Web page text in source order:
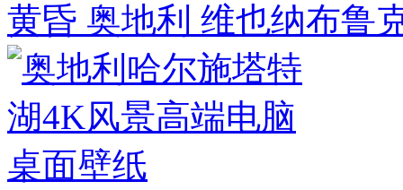
黄昏 奥地利 维也纳布鲁